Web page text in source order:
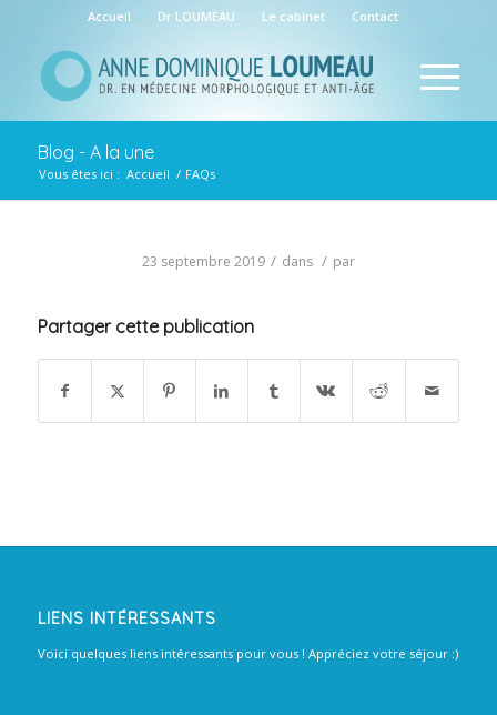
Accueil Dr LOUMEAU Le cabinet Contact
Blog - A la une
Vous êtes ici : Accueil / FAQs
23 septembre 2019 / dans / par
Partager cette publication
LIENS INTÉRESSANTS
Voici quelques liens intéressants pour vous ! Appréciez votre séjour :)